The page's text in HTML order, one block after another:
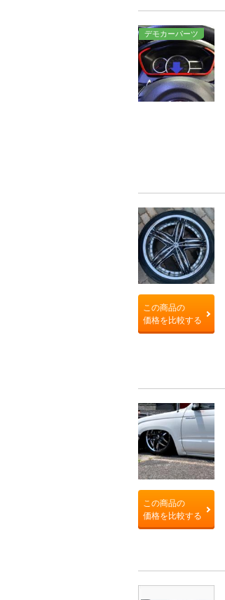
デモカーパーツ
この商品の
価格を比較する
この商品の
価格を比較する